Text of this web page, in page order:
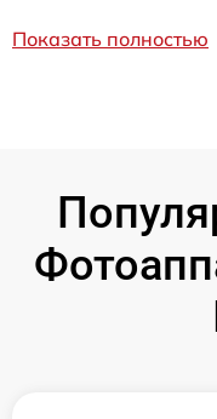
Показать полностью